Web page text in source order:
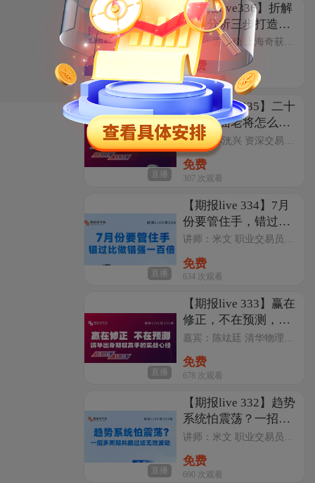
【期报live336】折解
技术分析三步打造稳
定盈利实战体系
嘉宾：孟德稳 上海奇获投资董事总经理、投资总监、团队交易员导师。18年实战交易经验，擅长日内和隔夜波段交易，资金管理规模过亿，两届中国交易大师赛最佳收益风险比奖获得者，CCTV天纵期才实盘大赛重量组亚军，夺冠高手有色金属组冠军。其徒弟在日内交易方面创造了超过两百倍的神奇纪录。 其交易团队用波段交易和对冲套利管理自营和阳光化私募产品超4亿元。
免费
1033 次观看
直播
【期报live 335】二十
年基本面老将怎么用
AI发掘交易机会
免费
307 次观看
直播
【期报live 334】7月
份要管住手，错过比
做错强一百倍
讲师：米文 职业交易员，期证网特聘操盘手；2009年进入期货市场，十余年实战交易经验，见证了期货市场的牛熊交替，拥有稳定的交易系统。理工科出身的理性思维，为研究分析铺垫了扎实的基本功。善于自上而下的逻辑研究及微观的反向验证，擅于挖掘趋势性交易机会！
免费
634 次观看
直播
【期报live 333】赢在
修正，不在预测，清
华出身期权高手的实
战心经
免费
678 次观看
直播
【期报live 332】趋势
系统怕震荡？一招多
周期共振过滤无效波
免费
690 次观看